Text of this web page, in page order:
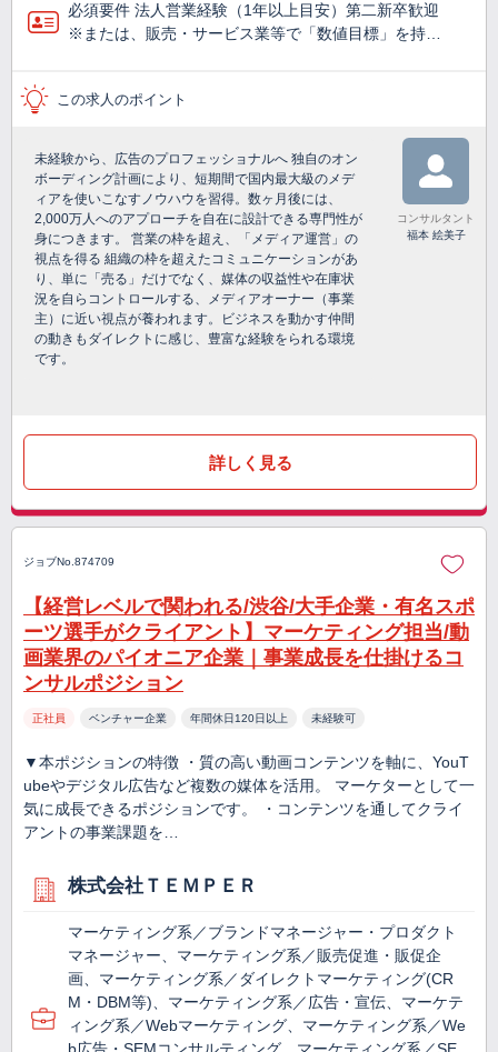
必須要件 法人営業経験（1年以上目安）第二新卒歓迎
※または、販売・サービス業等で「数値目標」を持…
この求人のポイント
未経験から、広告のプロフェッショナルへ 独自のオン
ボーディング計画により、短期間で国内最大級のメデ
ィアを使いこなすノウハウを習得。数ヶ月後には、
2,000万人へのアプローチを自在に設計できる専門性が
身につきます。 営業の枠を超え、「メディア運営」の
視点を得る 組織の枠を超えたコミュニケーションがあ
り、単に「売る」だけでなく、媒体の収益性や在庫状
況を自らコントロールする、メディアオーナー（事業
主）に近い視点が養われます。ビジネスを動かす仲間
の動きもダイレクトに感じ、豊富な経験をられる環境
です。
コンサルタント
福本 絵美子
詳しく見る
ジョブNo.874709
【経営レベルで関われる/渋谷/大手企業・有名スポ
ーツ選手がクライアント】マーケティング担当/動
画業界のパイオニア企業｜事業成長を仕掛けるコ
ンサルポジション
正社員 ベンチャー企業 年間休日120日以上 未経験可
▼本ポジションの特徴 ・質の高い動画コンテンツを軸に、YouT
ubeやデジタル広告など複数の媒体を活用。 マーケターとして一
気に成長できるポジションです。 ・コンテンツを通してクライ
アントの事業課題を…
株式会社ＴＥＭＰＥＲ
マーケティング系／ブランドマネージャー・プロダクト
マネージャー、マーケティング系／販売促進・販促企
画、マーケティング系／ダイレクトマーケティング(CR
M・DBM等)、マーケティング系／広告・宣伝、マーケテ
ィング系／Webマーケティング、マーケティング系／We